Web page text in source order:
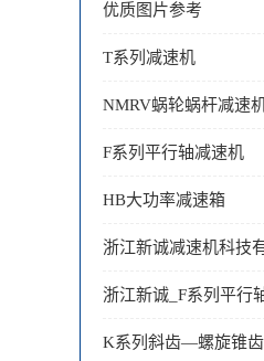
优质图片参考
T系列减速机
NMRV蜗轮蜗杆减速
F系列平行轴减速机
HB大功率减速箱